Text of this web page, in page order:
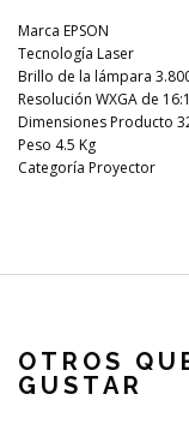
Marca EPSON
Tecnología Laser
Brillo de la lámpara
Resolución WXGA de
Dimensiones Producto
Peso 4.5 Kg
Categoría Proyector
OTROS
GUSTAR